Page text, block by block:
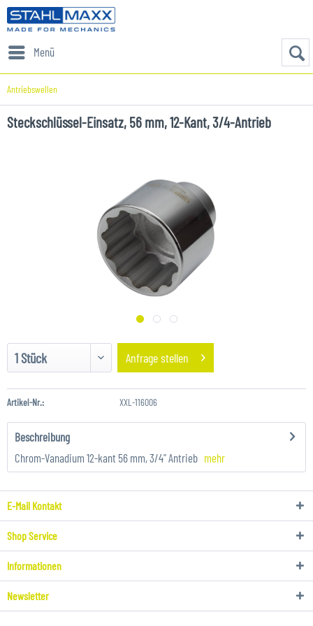
Menü
Antriebswellen
Steckschlüssel-Einsatz, 56 mm, 12-Kant, 3/4-Antrieb
Anfrage stellen
Artikel-Nr.: XXL-116006
Beschreibung
Chrom-Vanadium 12-kant 56 mm, 3/4" Antrieb mehr
E-Mail Kontakt
Shop Service
Informationen
Newsletter